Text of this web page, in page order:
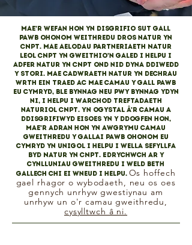
Mae’r wefan hon yn disgrifio sut gall
pawb ohonom weithredu dros natur yn
CNPT. Mae aelodau Partneriaeth Natur
Leol CNPT yn gweithio’n galed i helpu i
adfer natur yn CNPT ond nid dyna ddiwedd
y stori. Mae cadwraeth natur yn dechrau
wrth ein traed ac mae camau y gall pawb
eu cymryd, ble bynnag neu pwy bynnag ydyn
ni, i helpu i warchod treftadaeth
naturiol CNPT. Yn ogystal â’r camau a
ddisgrifiwyd eisoes yn y ddogfen hon,
mae’r adran hon yn awgrymu camau
gweithredu y gallai pawb ohonom eu
cymryd yn unigol i helpu i wella Sefyllfa
Byd Natur yn CNPT. Edrychwch ar y
cynlluniau gweithredu i weld beth
gallech chi ei wneud i helpu. Os hoffech
gael rhagor o wybodaeth, neu os oes
gennych unrhyw gwestiynau am
unrhyw un o'r camau gweithredu,
cysylltwch â ni.